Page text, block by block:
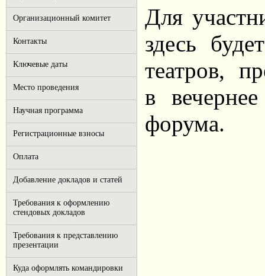
Организационный комитет
Контакты
Ключевые даты
Место проведения
Научная программа
Регистрационные взносы
Оплата
Добавление докладов и статей
Требования к оформлению
стендовых докладов
Требования к представлению
презентации
Куда оформлять командировки
Для
здесь
театров,
в
форума.